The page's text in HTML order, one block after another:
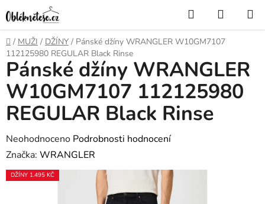
na
obsah
Hledat
KOŠÍK
Domů
/ MUŽI / DŽÍNY / Pánské džíny WRANGLER W10GM7107
112125980 REGULAR Black Rinse
Pánské džíny WRANGLER
W10GM7107 112125980
REGULAR Black Rinse
Průměrné
hodnocení
produktu
Neohodnoceno Podrobnosti hodnocení
Značka: WRANGLER
DŽÍNY 1.495 KČ